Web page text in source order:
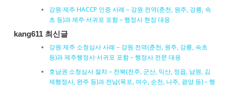
강원·제주 HACCP 인증 사례 – 강원 전역(춘천, 원주, 강릉, 속
초 등)과 제주·서귀포 포함 – 행정사 현장 대응
kang611 최신글
강원·제주 소청심사 사례 – 강원 전역(춘천, 원주, 강릉, 속초
등)과 제주행정사·서귀포 포함 – 행정사 전문 대응
호남권 소청심사 절차 – 전북(전주, 군산, 익산, 정읍, 남원, 김
제행정사, 완주 등)과 전남(목포, 여수, 순천, 나주, 광양 등) – 행